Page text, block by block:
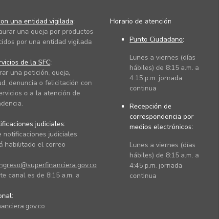
una entidad vigilada:
una queja por productos
por una entidad vigilada
de la SFC:
una petición, queja,
denuncia o felicitación con
o a la atención de
judiciales:
notificaciones judiciales
habilitado el correo
canal es de 8:15 a.m. a
Horario de atención
Punto Ciudadano:
Lunes a viernes (días
hábiles) de 8:15 a.m. a
4:15 p.m. jornada
continua
Recepción de
correspondencia por
medios electrónicos:
Lunes a viernes (días
hábiles) de 8:15 a.m. a
4:45 p.m. jornada
continua